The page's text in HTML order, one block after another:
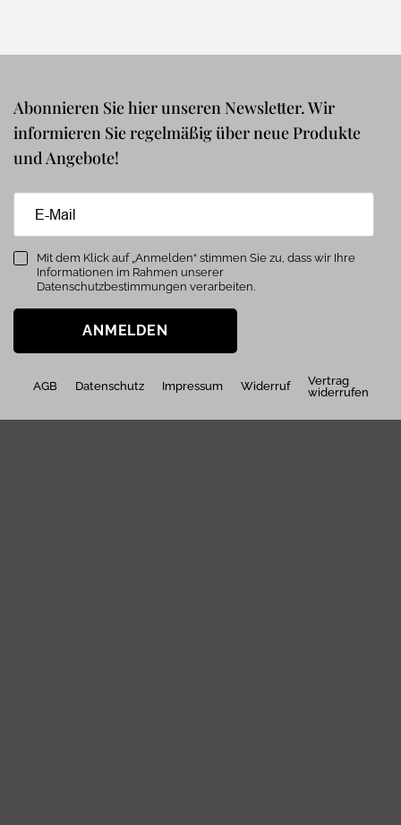
Abonnieren Sie hier unseren Newsletter. Wir
informieren Sie regelmäßig über neue Produkte
und Angebote!
Mit dem Klick auf „Anmelden“ stimmen Sie zu, dass wir Ihre
Informationen im Rahmen unserer
Datenschutzbestimmungen verarbeiten.
ANMELDEN
AGB Datenschutz Impressum Widerruf
Vertrag
widerrufen